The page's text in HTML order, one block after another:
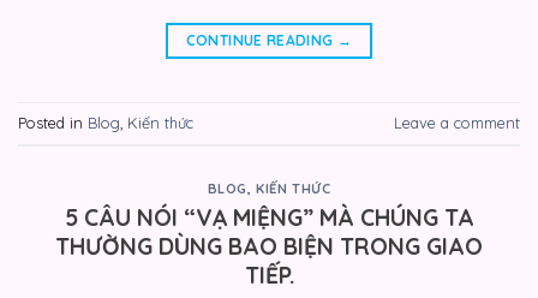
CONTINUE READING →
Posted in Blog, Kiến thức Leave a comment
BLOG,KIẾN THỨC
5 CÂU NÓI “VẠ MIỆNG” MÀ CHÚNG TA
THƯỜNG DÙNG BAO BIỆN TRONG GIAO
TIẾP.